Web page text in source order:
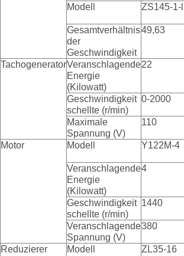
Modell
ZS145-1-l
Gesamtverhältnis
der
Geschwindigkeit
49,63
TachogeneratorVeranschlagende
Energie
(Kilowatt)
22
Geschwindigkeit
schellte (r/min)
0-2000
Maximale
Spannung (V)
110
Motor Modell Y122M-4
Veranschlagende
Energie
(Kilowatt)
4
Geschwindigkeit
schellte (r/min)
1440
Veranschlagende
Spannung (V)
380
Reduzierer Modell ZL35-16